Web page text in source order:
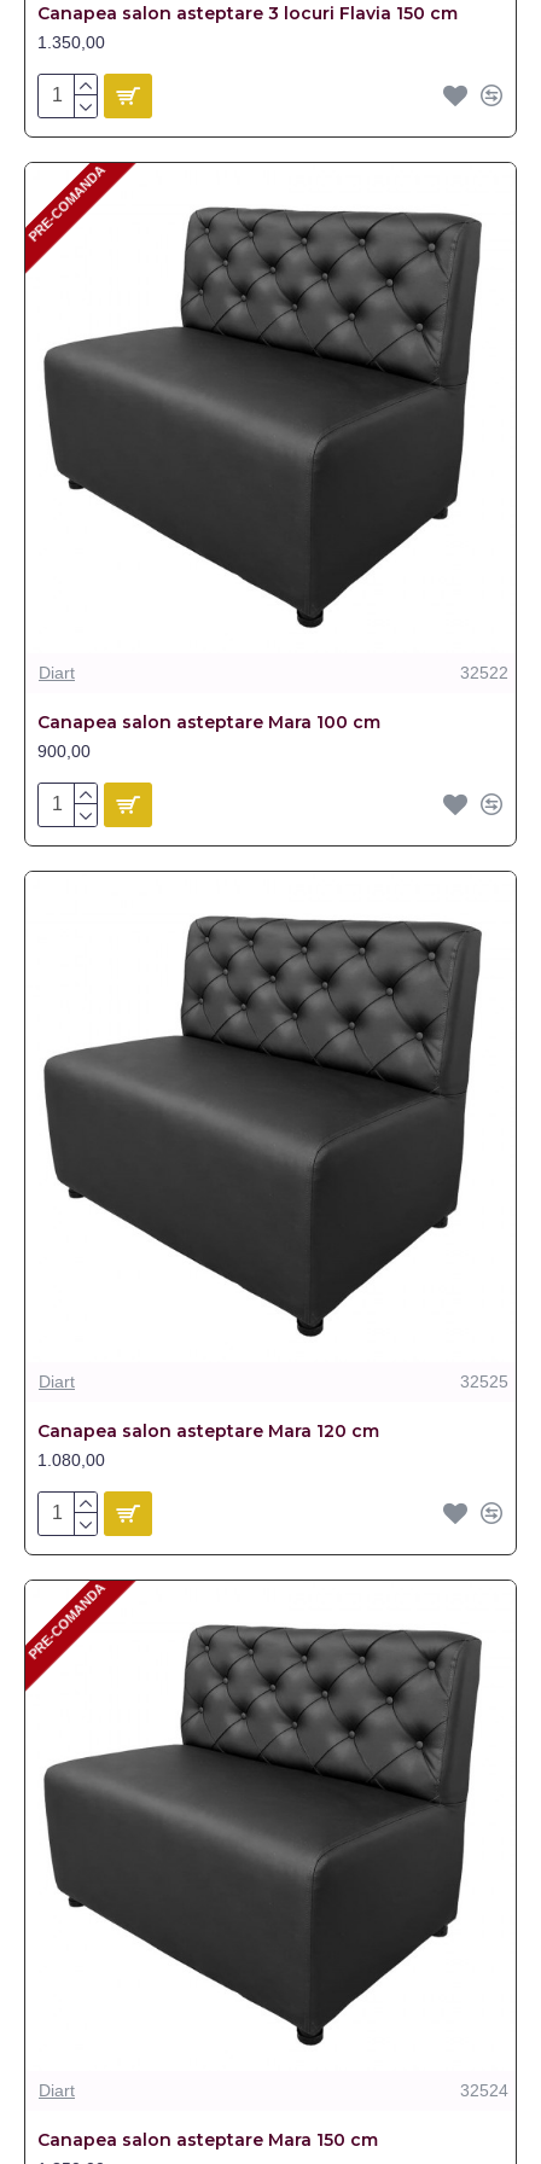
Canapea salon asteptare 3 locuri Flavia 150 cm
1.350,00
PRE-COMANDA
PRE-COMANDA
Diart 32522
Canapea salon asteptare Mara 100 cm
900,00
Diart 32525
Canapea salon asteptare Mara 120 cm
1.080,00
PRE-COMANDA
PRE-COMANDA
Diart 32524
Canapea salon asteptare Mara 150 cm